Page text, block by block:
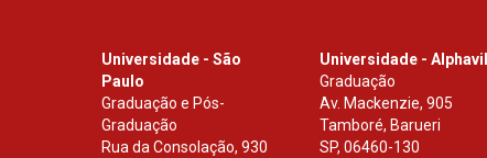
Universidade - São
Paulo
Graduação e Pós-
Graduação
Rua da Consolação, 930
Universidade -
Graduação
Av. Mackenzie, 905
Tamboré, Barueri
SP,06460-130